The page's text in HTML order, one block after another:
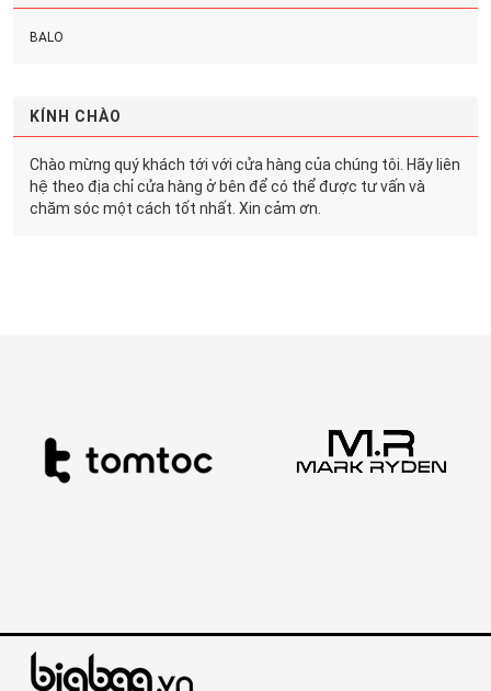
BALO
KÍNH CHÀO
Chào mừng quý khách tới với cửa hàng của chúng tôi. Hãy liên
hệ theo địa chỉ cửa hàng ở bên để có thể được tư vấn và
chăm sóc một cách tốt nhất. Xin cảm ơn.